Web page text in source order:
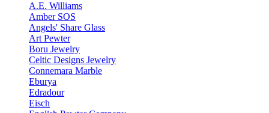
A.E. Williams
Amber SOS
Angels' Share Glass
Art Pewter
Boru Jewelry
Celtic Designs Jewelry
Connemara Marble
Eburya
Edradour
Eisch